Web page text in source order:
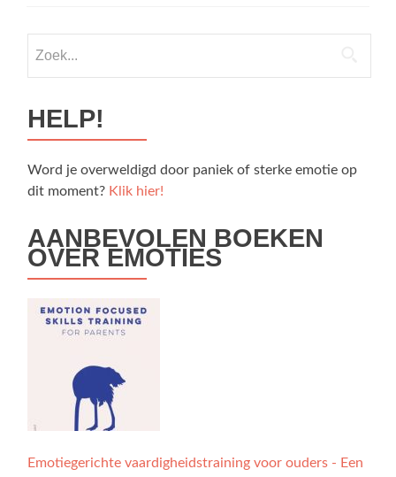
naar:
HELP!
Word je overweldigd door paniek of sterke emotie op
dit moment? Klik hier!
AANBEVOLEN BOEKEN
OVER EMOTIES
Emotiegerichte vaardigheidstraining voor ouders - Een